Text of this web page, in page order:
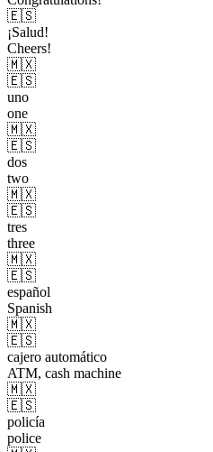
🇪🇸
¡Salud!
Cheers!
🇲🇽
🇪🇸
uno
one
🇲🇽
🇪🇸
dos
two
🇲🇽
🇪🇸
tres
three
🇲🇽
🇪🇸
español
Spanish
🇲🇽
🇪🇸
cajero automático
ATM, cash machine
🇲🇽
🇪🇸
policía
police